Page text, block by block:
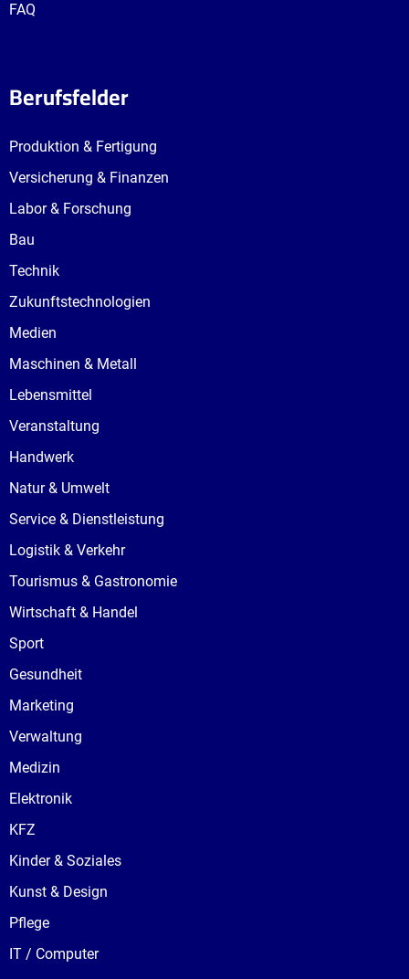
FAQ
Berufsfelder
Produktion & Fertigung
Versicherung & Finanzen
Labor & Forschung
Bau
Technik
Zukunftstechnologien
Medien
Maschinen & Metall
Lebensmittel
Veranstaltung
Handwerk
Natur & Umwelt
Service & Dienstleistung
Logistik & Verkehr
Tourismus & Gastronomie
Wirtschaft & Handel
Sport
Gesundheit
Marketing
Verwaltung
Medizin
Elektronik
KFZ
Kinder & Soziales
Kunst & Design
Pflege
IT / Computer